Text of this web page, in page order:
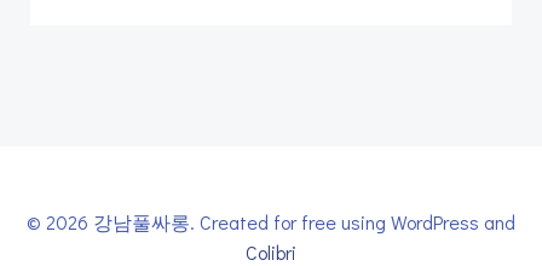
© 2026 강남풀싸롱. Created for free using WordPress and
Colibri